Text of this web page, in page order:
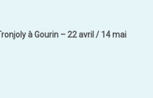
à Gourin – 22 avril / 14 mai